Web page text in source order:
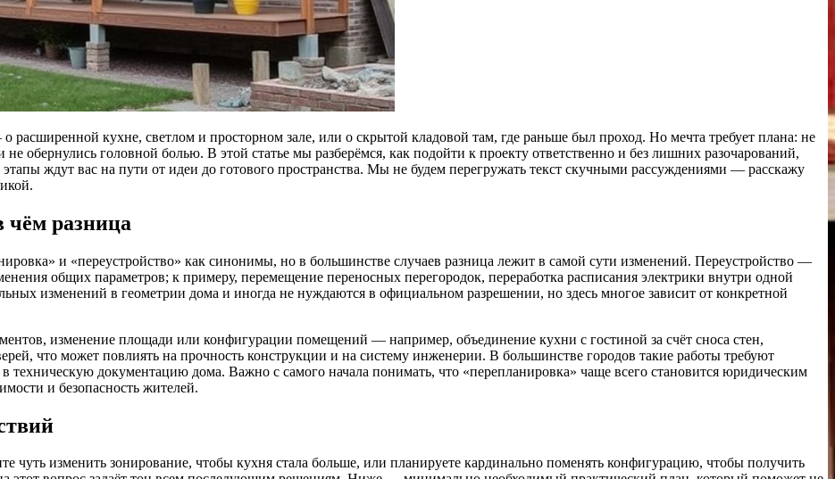
кухне, светлом и просторном зале, или о скрытой кладовой там, где раньше был проход. Но мечта требует плана: не
обернулись головной болью. В этой статье мы разберёмся, как подойти к проекту ответственно и без лишних разочарований,
ждут вас на пути от идеи до готового пространства. Мы не будем перегружать текст скучными рассуждениями — расскажу
чём разница
и «переустройство» как синонимы, но в большинстве случаев разница лежит в самой сути изменений. Переустройство —
общих параметров; к примеру, перемещение переносных перегородок, переработка расписания электрики внутри одной
изменений в геометрии дома и иногда не нуждаются в официальном разрешении, но здесь многое зависит от конкретной
изменение площади или конфигурации помещений — например, объединение кухни с гостиной за счёт сноса стен,
что может повлиять на прочность конструкции и на систему инженерии. В большинстве городов такие работы требуют
техническую документацию дома. Важно с самого начала понимать, что «перепланировка» чаще всего становится юридическим
и безопасность жителей.
чуть изменить зонирование, чтобы кухня стала больше, или планируете кардинально поменять конфигурацию, чтобы получить